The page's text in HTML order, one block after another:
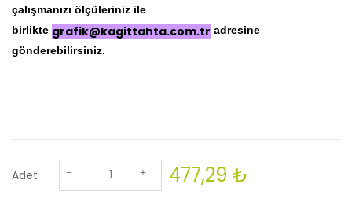
çalışmanızı ölçüleriniz ile
birlikte grafik@kagittahta.com.tr adresine
gönderebilirsiniz.
Adet: 477,29 ₺